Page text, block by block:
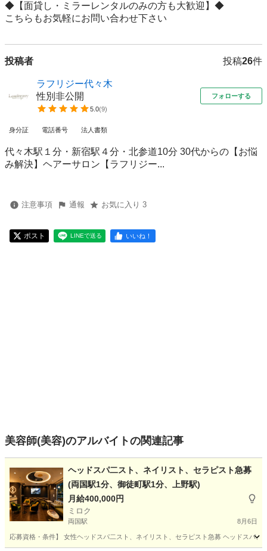
◆【面貸し・ミラーレンタルのみの方も大歓迎】◆
こちらもお気軽にお問い合わせ下さい
投稿者 投稿26件
ラフリジー代々木
性別非公開
5.0(9)
フォローする
身分証 電話番号 法人書類
代々木駅１分・新宿駅４分・北参道10分 30代からの【お悩
み解決】ヘアーサロン【ラフリジー...
注意事項 通報 お気に入り 3
ポスト LINEで送る いいね！
美容師(美容)のアルバイトの関連記事
ヘッドスパ二スト、ネイリスト、セラピスト急募
(両国駅1分、御徒町駅1分、上野駅)
月給400,000円
ミロク
両国駅 8月6日
応募資格・条件】 女性ヘッドスパ二スト、ネイリスト、セラピスト急募 ヘッドスパ